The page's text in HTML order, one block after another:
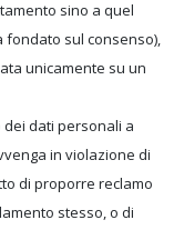
sino a quel
sul consenso),
unicamente su un
dati personali a
in violazione di
di proporre reclamo
stesso, o di